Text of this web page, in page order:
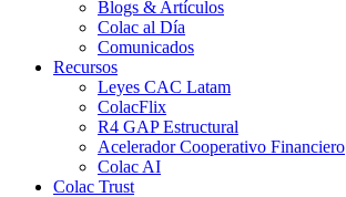
Blogs & Artículos
Colac al Día
Comunicados
Recursos
Leyes CAC Latam
ColacFlix
R4 GAP Estructural
Acelerador Cooperativo Financiero
Colac AI
Colac Trust